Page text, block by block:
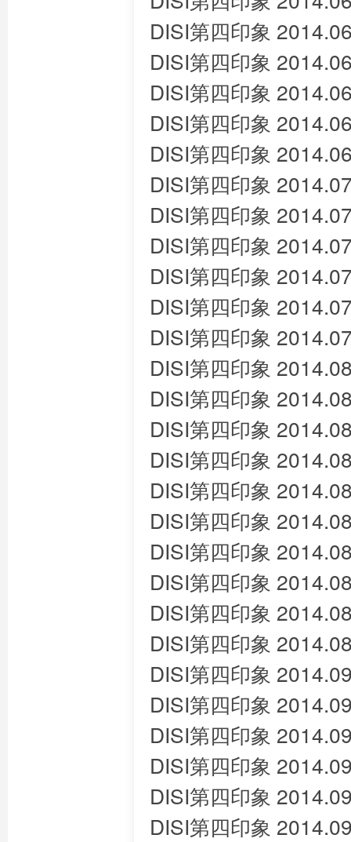
DISI第四印象
DISI第四印象
DISI第四印象
DISI第四印象
DISI第四印象
DISI第四印象
DISI第四印象
DISI第四印象
DISI第四印象
DISI第四印象
DISI第四印象
DISI第四印象
DISI第四印象
DISI第四印象
DISI第四印象
DISI第四印象
DISI第四印象
DISI第四印象
DISI第四印象
DISI第四印象
DISI第四印象
DISI第四印象
DISI第四印象
DISI第四印象
DISI第四印象
DISI第四印象
DISI第四印象